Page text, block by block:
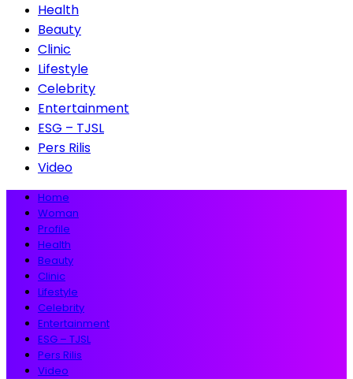
Health
Beauty
Clinic
Lifestyle
Celebrity
Entertainment
ESG – TJSL
Pers Rilis
Video
Home
Woman
Profile
Health
Beauty
Clinic
Lifestyle
Celebrity
Entertainment
ESG – TJSL
Pers Rilis
Video